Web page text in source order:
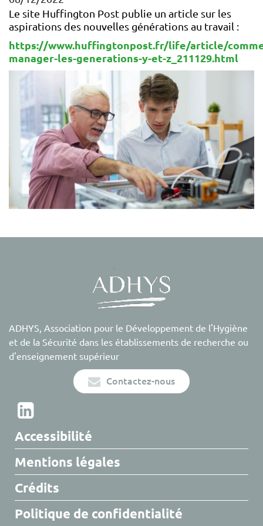
Le site Huffington Post publie un article sur les
aspirations des nouvelles générations au travail :
https://www.huffingtonpost.fr/life/article/
manager-les-generations-y-et-z_211129.html
ADHYS, Association pour le Développement de l'Hygiène
et de la Sécurité dans les établissements de recherche ou
d'enseignement supérieur
Contactez-nous
Accessibilité
Mentions légales
Crédits
Politique de confidentialité